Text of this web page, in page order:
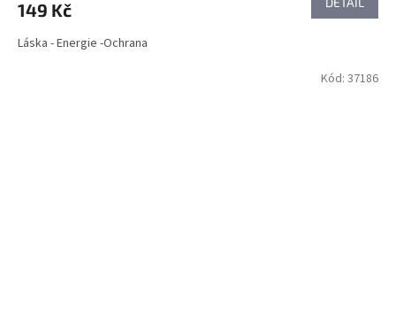
149 Kč
Láska - Energie -Ochrana
Kód: 37186